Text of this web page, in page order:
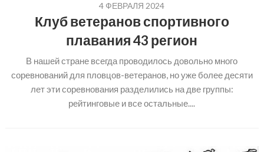
4 ФЕВРАЛЯ 2024
Клуб ветеранов спортивного
плавания 43 регион
В нашей стране всегда проводилось довольно много
соревнований для пловцов-ветеранов, но уже более десяти
лет эти соревнования разделились на две группы:
рейтинговые и все остальные....